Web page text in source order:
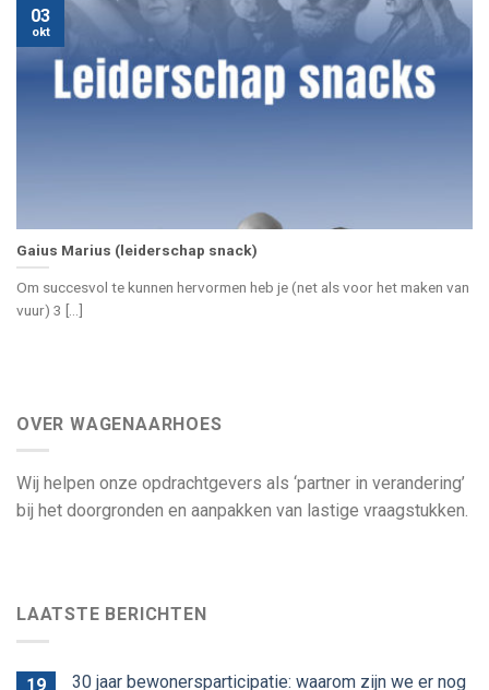
Gaius Marius (leiderschap snack)
Om succesvol te kunnen hervormen heb je (net als voor het maken van
vuur) 3 [...]
03
okt
OVER WAGENAARHOES
Wij helpen onze opdrachtgevers als ‘partner in verandering’
bij het doorgronden en aanpakken van lastige vraagstukken.
LAATSTE BERICHTEN
19 30 jaar bewonersparticipatie: waarom zijn we er nog